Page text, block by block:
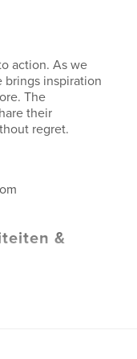
action. As we
brings inspiration
The
their
regret.
&